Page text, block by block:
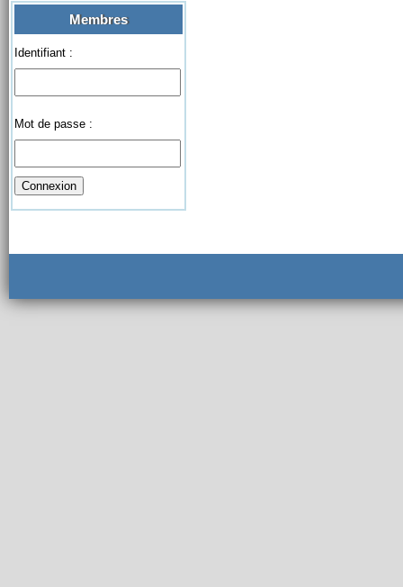
Membres
Identifiant :
Mot de passe :